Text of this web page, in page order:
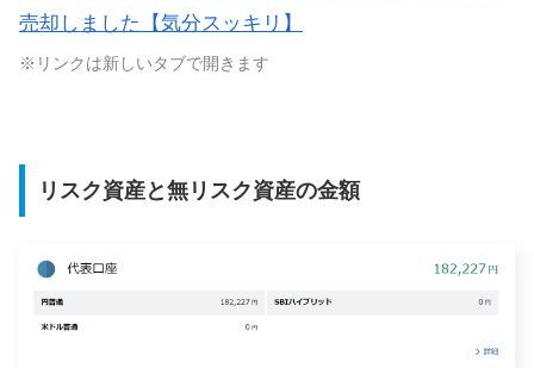
売却しました【気分スッキリ】
※リンクは新しいタブで開きます
リスク資産と無リスク資産の金額